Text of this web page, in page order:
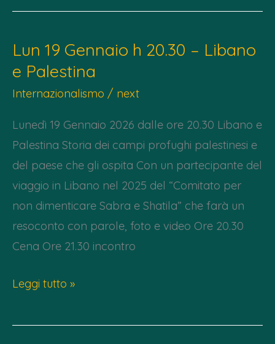
Marzo
Cena
per
sostenere
scuola
in
Cisgiordania
Lun 19 Gennaio h 20.30 – Libano
e Palestina
Internazionalismo / next
Lunedì 19 Gennaio 2026 dalle ore 20.30 Libano e
Palestina Storia dei campi profughi palestinesi e
del paese che gli ospita Con un partecipante del
viaggio in Libano nel 2025 del “Comitato per
non dimenticare Sabra e Shatila” che farà un
resoconto con parole, foto e video Ore 20.30
Cena Ore 21.30 incontro
Lun
Gennaio
Leggi tutto »